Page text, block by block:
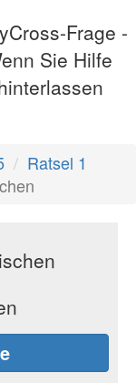
Frage -
Sie Hilfe
Ratsel 1